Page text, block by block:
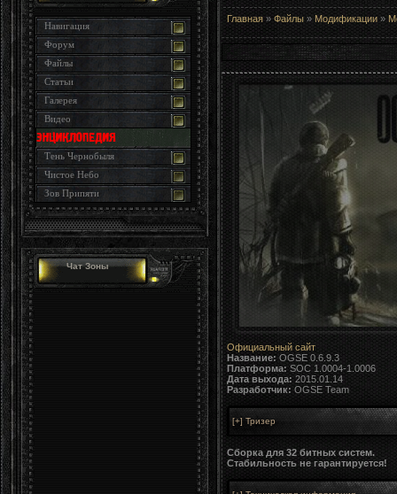
Навигация
Форум
Файлы
Статьи
Галерея
Видео
Тень Чернобыля
Чистое Небо
Зов Припяти
Чат Зоны
Главная » Файлы » Модификации »
Официальный сайт
Название: OGSE 0.6.9.3
Платформа: SOC 1.0004-1.0006
Дата выхода: 2015.01.14
Разработчик: OGSE Team
Сборка для 32 битных систем.
Стабильность не гарантируется!